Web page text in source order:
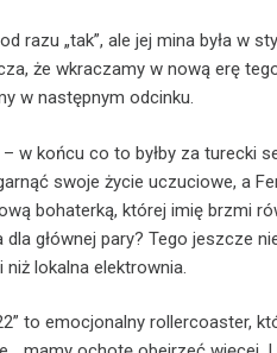
razu „tak”, ale jej mina była w
że wkraczamy w nową erę
w następnym odcinku.
w końcu co to byłby za turecki
swoje życie uczuciowe, a
bohaterką, której imię brzmi
głównej pary? Tego jeszcze
lokalna elektrownia.
to emocjonalny rollercoaster,